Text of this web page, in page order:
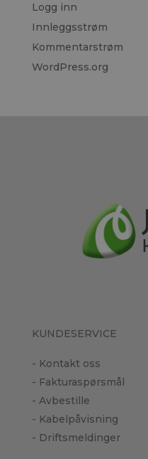
Logg inn
Innleggsstrøm
Kommentarstrøm
WordPress.org
KUNDESERVICE
- Kontakt oss
- Fakturaspørsmål
- Avbestille
- Kabelpåvisning
- Driftsmeldinger